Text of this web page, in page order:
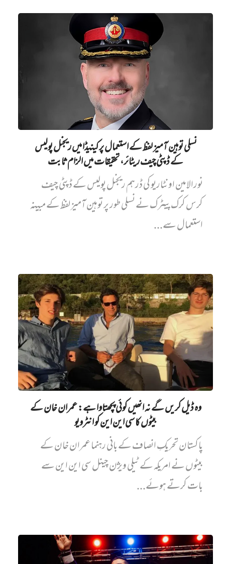
نسلی توہین آمیز لفظ کے استعمال پر کینیڈا میں ریجنل پولیس
کے ڈپٹی چیف ریٹائر، تحقیقات میں الزام ثابت
نورالامین اونٹاریو کی ڈرہم ریجنل پولیس کے ڈپٹی چیف
کرس کرک پیٹرک نے نسلی طور پر توہین آمیز لفظ کے مبینہ
استعمال سے...
وہ ڈیل کریں گے نہ انھیں کوئی پچھتاوا ہے: عمران خان کے
بیٹوں کا سی این این کو انٹرویو
پاکستان تحریکِ انصاف کے بانی رہنما عمران خان کے
بیٹوں نے امریکہ کے ٹیلی ویژن چینل سی این این سے
بات کرتے ہوئے...